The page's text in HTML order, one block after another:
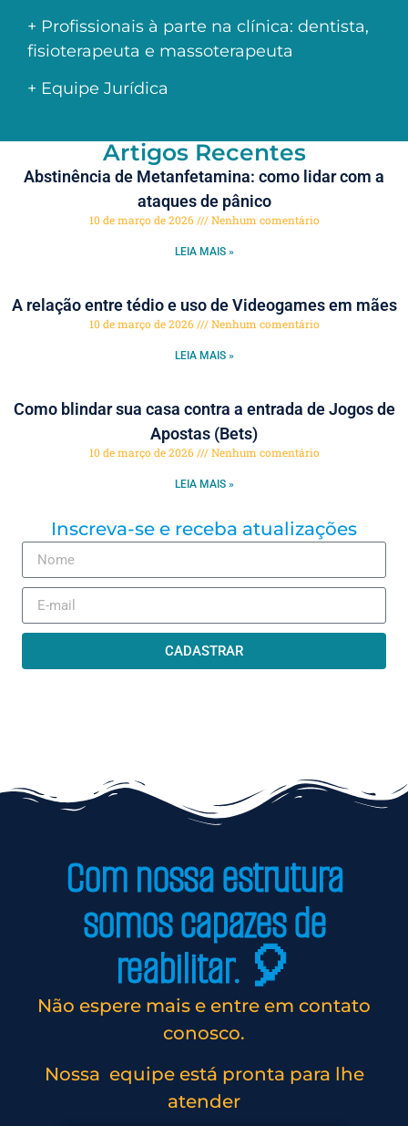
+ Profissionais à parte na clínica: dentista,
fisioterapeuta e massoterapeuta
+ Equipe Jurídica
Artigos Recentes
Abstinência de Metanfetamina: como lidar com a
ataques de pânico
10 de março de 2026 Nenhum comentário
LEIA MAIS »
A relação entre tédio e uso de Videogames em mães
10 de março de 2026 Nenhum comentário
LEIA MAIS »
Como blindar sua casa contra a entrada de Jogos de
Apostas (Bets)
10 de março de 2026 Nenhum comentário
LEIA MAIS »
Inscreva-se e receba atualizações
CADASTRAR
Com nossa estrutura
somos capazes de
reabilitar. 🎈
Não espere mais e entre em contato
conosco.
Nossa equipe está pronta para lhe
atender